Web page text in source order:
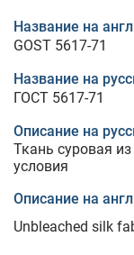
Название на
GOST 5617-71
Название на
ГОСТ 5617-71
Описание на
Ткань суровая
условия
Описание на
Unbleached silk